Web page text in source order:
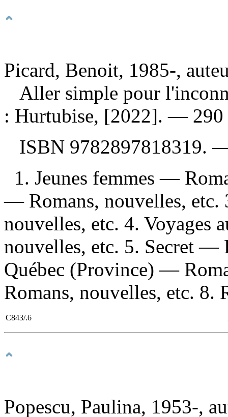
Picard, Benoit, 1985-,
Aller simple pour
: Hurtubise, [2022]. — 290
ISBN 9782897818319.
1. Jeunes femmes —
— Romans, nouvelles,
nouvelles, etc. 4. Voyages
nouvelles, etc. 5. Secret —
Québec (Province) —
Romans, nouvelles, etc. 8.
C843/.6
Popescu, Paulina, 1953-,